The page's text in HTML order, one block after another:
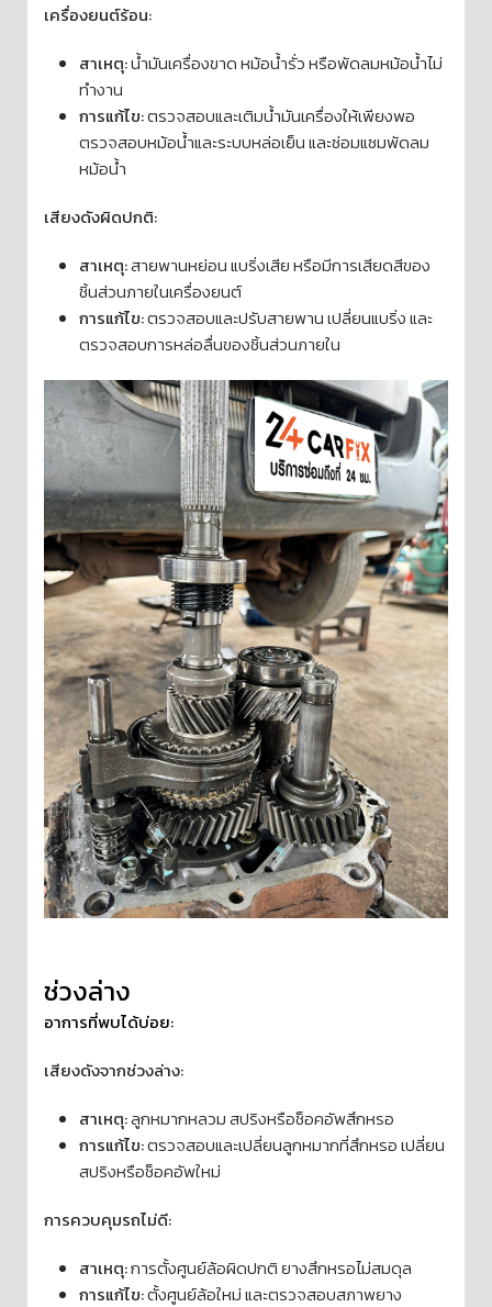
เครื่องยนต์ร้อน:
สาเหตุ:น้ำมันเครื่องขาด หม้อน้ำรั่ว หรือพัดลมหม้อน้ำไม่
ทำงาน
การแก้ไข:ตรวจสอบและเติมน้ำมันเครื่องให้เพียงพอ
ตรวจสอบหม้อน้ำและระบบหล่อเย็น และซ่อมแซมพัดลม
หม้อน้ำ
เสียงดังผิดปกติ:
สาเหตุ:สายพานหย่อน แบริ่งเสีย หรือมีการเสียดสีของ
ชิ้นส่วนภายในเครื่องยนต์
การแก้ไข:ตรวจสอบและปรับสายพาน เปลี่ยนแบริ่ง และ
ตรวจสอบการหล่อลื่นของชิ้นส่วนภายใน
ช่วงล่าง
อาการที่พบได้บ่อย:
เสียงดังจากช่วงล่าง:
สาเหตุ:ลูกหมากหลวม สปริงหรือช็อคอัพสึกหรอ
การแก้ไข:ตรวจสอบและเปลี่ยนลูกหมากที่สึกหรอ เปลี่ยน
สปริงหรือช็อคอัพใหม่
การควบคุมรถไม่ดี:
สาเหตุ:การตั้งศูนย์ล้อผิดปกติ ยางสึกหรอไม่สมดุล
การแก้ไข:ตั้งศูนย์ล้อใหม่ และตรวจสอบสภาพยาง